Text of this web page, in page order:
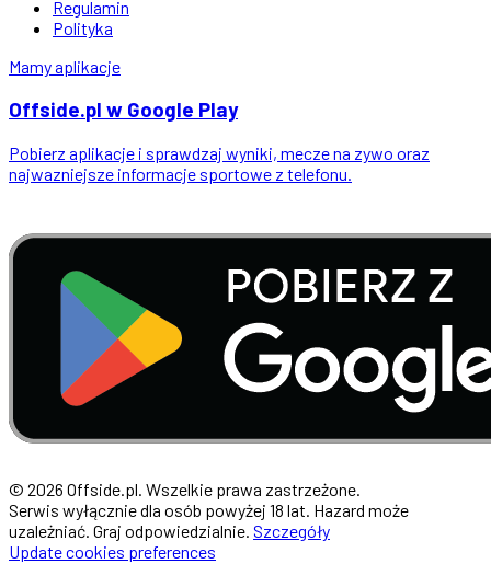
Regulamin
Polityka
Mamy aplikacje
Offside.pl w Google Play
Pobierz aplikacje i sprawdzaj wyniki, mecze na zywo oraz
najwazniejsze informacje sportowe z telefonu.
© 2026 Offside.pl. Wszelkie prawa zastrzeżone.
Serwis wyłącznie dla osób powyżej 18 lat. Hazard może
uzależniać. Graj odpowiedzialnie. Szczegóły
Update cookies preferences